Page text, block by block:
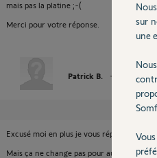
mais pas la platine ;-(
Merci pour votre réponse.
Patrick B. il y a
Excusé moi en plus je vous répond pour
Mais ça ne change pas pour autant. Le
sur
une